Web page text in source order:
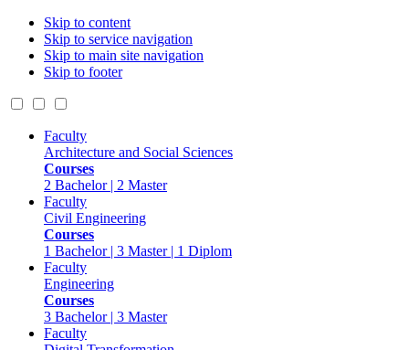
Skip to content
Skip to service navigation
Skip to main site navigation
Skip to footer
Faculty
Architecture and Social Sciences
Courses
2 Bachelor | 2 Master
Faculty
Civil Engineering
Courses
1 Bachelor | 3 Master | 1 Diplom
Faculty
Engineering
Courses
3 Bachelor | 3 Master
Faculty